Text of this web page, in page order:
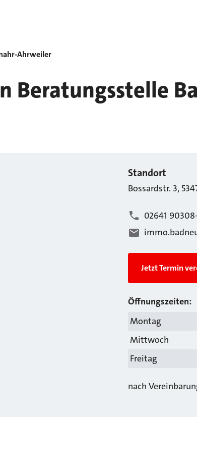
Ahrweiler
Beratungsstelle
Standort
Bossardstr. 3,
02641
Jetzt Termin
Öffnungszeiten:
Montag
Mittwoch
Freitag
nach